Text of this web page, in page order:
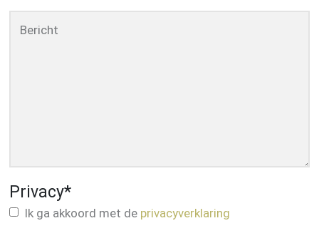
Bericht
Privacy*
Ik ga akkoord met de privacyverklaring